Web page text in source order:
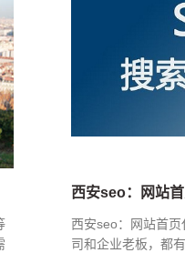
名波动或下降自然
问题当网站迟迟不
西安seo：网站首
西安seo：网站首
司和企业老板，都